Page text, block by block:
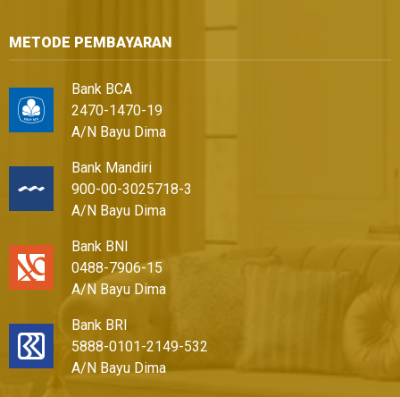
METODE PEMBAYARAN
Bank BCA
2470-1470-19
A/N Bayu Dima
Bank Mandiri
900-00-3025718-3
A/N Bayu Dima
Bank BNI
0488-7906-15
A/N Bayu Dima
Bank BRI
5888-0101-2149-532
A/N Bayu Dima